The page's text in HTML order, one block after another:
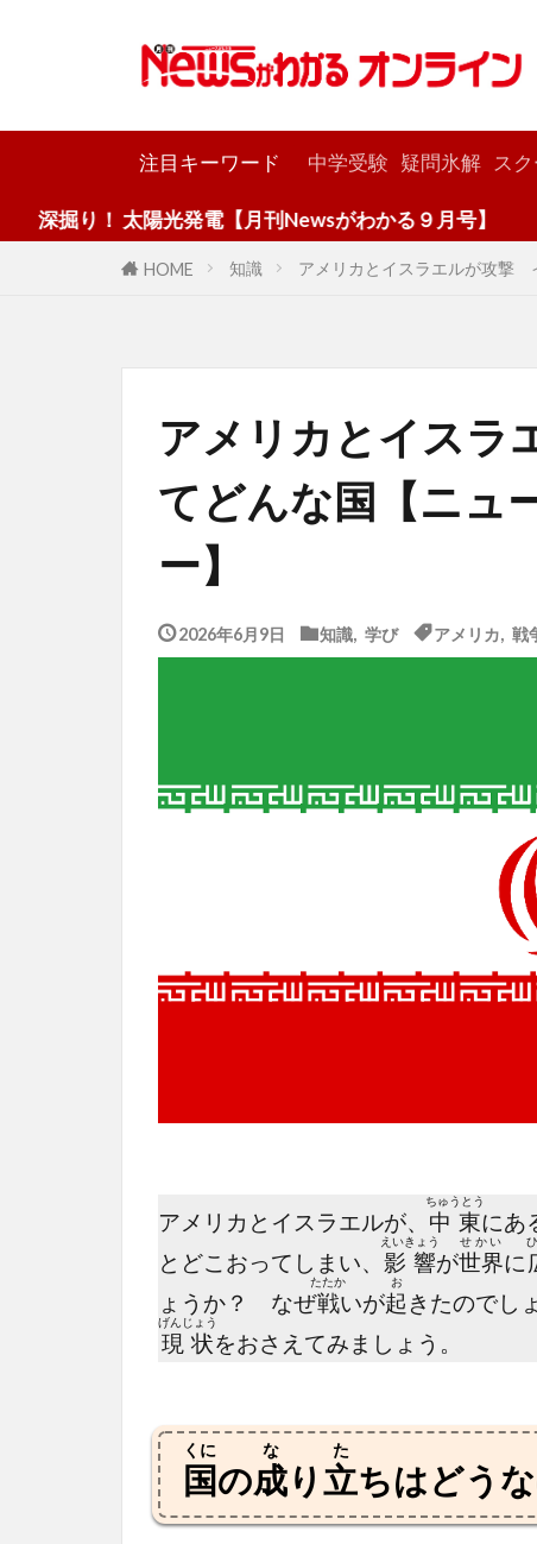
注目キーワード 中学受験 疑問氷解 ス
陽光発電【月刊Newsがわかる９月号】
HOME 知識 アメリカとイスラエルが攻撃
アメリカとイス
てどんな国【ニュ
ー】
2026年6月9日 知識 学び アメリカ 戦
アメリカとイスラエルが、 中東
ちゅうとう
にあ
とどこおってしまい、 影響
えいきょう
が世界
せかい
に
ょうか？ なぜ戦
たたか
いが起
お
きたのでし
現状
げんじょう
をおさえてみましょう。
国
くに
の成
な
り 立
た
ちはどう